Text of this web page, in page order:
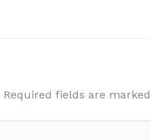
Required fields are marked